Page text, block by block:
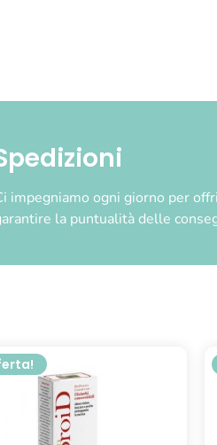
impegniamo ogni giorno per
la puntualità delle